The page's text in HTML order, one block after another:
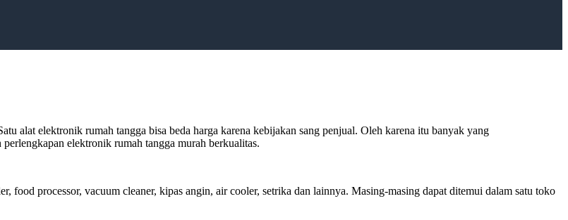
alat elektronik rumah tangga bisa beda harga karena kebijakan sang penjual. Oleh karena itu banyak yang
elektronik rumah tangga murah berkualitas.
food processor, vacuum cleaner, kipas angin, air cooler, setrika dan lainnya. Masing-masing dapat ditemui dalam satu toko